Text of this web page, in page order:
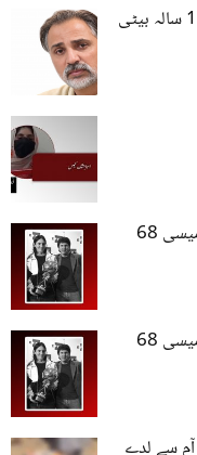
خضدار: عبد القدوس زرک زئی اور ان کی 17 سالہ بیٹی
معروف فٹبالر لیونل میسی کے والد جورج میسی 68
معروف فٹبالر لیونل میسی کے والد جورج میسی 68